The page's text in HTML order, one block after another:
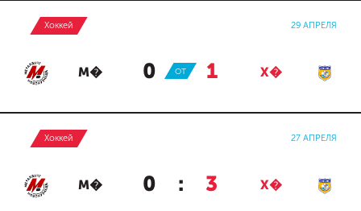
Хоккей 29 АПРЕЛЯ
М� 0 : 1 Х�
ОТ
Хоккей 27 АПРЕЛЯ
М� 0 : 3 Х�